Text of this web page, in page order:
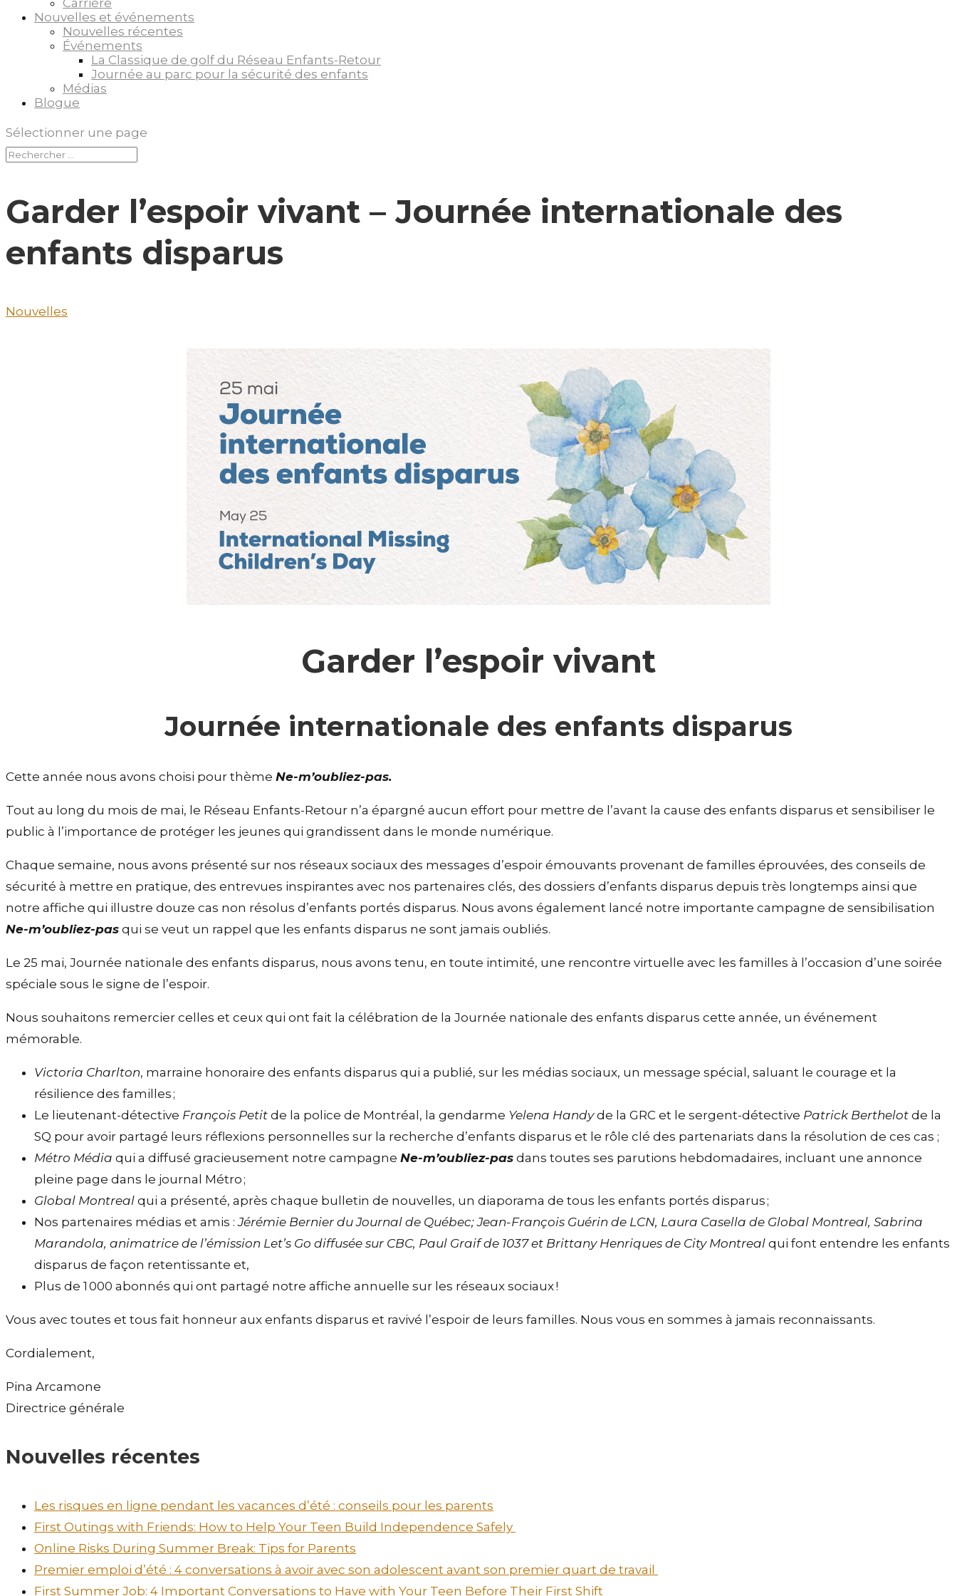
Carrière
Nouvelles et événements
Nouvelles récentes
Événements
La Classique de golf du Réseau Enfants-Retour
Journée au parc pour la sécurité des enfants
Médias
Blogue
Sélectionner une page
Garder l’espoir vivant – Journée internationale des
enfants disparus
Nouvelles
Garder l’espoir vivant
Journée internationale des enfants disparus
Cette année nous avons choisi pour thème Ne-m’oubliez-pas.
Tout au long du mois de mai, le Réseau Enfants-Retour n’a épargné aucun effort pour mettre de l’avant la cause des enfants disparus et sensibiliser le
public à l’importance de protéger les jeunes qui grandissent dans le monde numérique.
Chaque semaine, nous avons présenté sur nos réseaux sociaux des messages d’espoir émouvants provenant de familles éprouvées, des conseils de
sécurité à mettre en pratique, des entrevues inspirantes avec nos partenaires clés, des dossiers d’enfants disparus depuis très longtemps ainsi que
notre affiche qui illustre douze cas non résolus d’enfants portés disparus. Nous avons également lancé notre importante campagne de sensibilisation
Ne-m’oubliez-pas qui se veut un rappel que les enfants disparus ne sont jamais oubliés.
Le 25 mai, Journée nationale des enfants disparus, nous avons tenu, en toute intimité, une rencontre virtuelle avec les familles à l’occasion d’une soirée
spéciale sous le signe de l’espoir.
Nous souhaitons remercier celles et ceux qui ont fait la célébration de la Journée nationale des enfants disparus cette année, un événement
mémorable.
Victoria Charlton, marraine honoraire des enfants disparus qui a publié, sur les médias sociaux, un message spécial, saluant le courage et la
résilience des familles ;
Le lieutenant-détective François Petit de la police de Montréal, la gendarme Yelena Handyde la GRC et le sergent-détective Patrick Berthelot de la
SQ pour avoir partagé leurs réflexions personnelles sur la recherche d’enfants disparus et le rôle clé des partenariats dans la résolution de ces cas ;
Métro Média qui a diffusé gracieusement notre campagne Ne-m’oubliez-pas dans toutes ses parutions hebdomadaires, incluant une annonce
pleine page dans le journal Métro ;
Global Montreal qui a présenté, après chaque bulletin de nouvelles, un diaporama de tous les enfants portés disparus ;
Nos partenaires médias et amis :Jérémie Bernier du Journal de Québec; Jean-François Guérin de LCN, Laura Casella de Global Montreal, Sabrina
Marandola, animatrice de l’émission Let’s Go diffusée sur CBC, Paul Graif de 1037 et Brittany Henriques de City Montreal qui font entendre les enfants
disparus de façon retentissante et,
Plus de 1 000 abonnés qui ont partagé notre affiche annuelle sur les réseaux sociaux !
Vous avec toutes et tous fait honneur aux enfants disparus et ravivé l’espoir de leurs familles. Nous vous en sommes à jamais reconnaissants.
Cordialement,
Pina Arcamone
Directrice générale
Nouvelles récentes
Les risques en ligne pendant les vacances d’été : conseils pour les parents
First Outings with Friends: How to Help Your Teen Build Independence Safely
Online Risks During Summer Break: Tips for Parents
Premier emploi d’été : 4 conversations à avoir avec son adolescent avant son premier quart de travail
First Summer Job: 4 Important Conversations to Have with Your Teen Before Their First Shift